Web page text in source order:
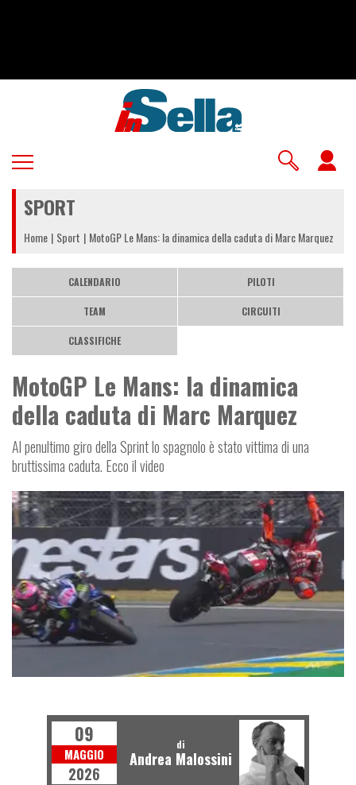
SPORT
Home Sport MotoGP Le Mans: la dinamica della caduta di Marc Marquez
CALENDARIO PILOTI
TEAM CIRCUITI
CLASSIFICHE
MotoGP Le Mans: la dinamica
della caduta di Marc Marquez
Al penultimo giro della Sprint lo spagnolo è stato vittima di una
bruttissima caduta. Ecco il video
09
MAGGIO
2026
di
Andrea Malossini